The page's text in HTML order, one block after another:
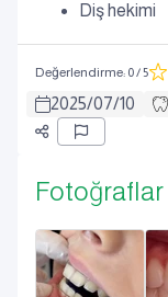
Diş hekimi
Değerlendirme: 0/ 5
2025/07/10
Fotoğraflar